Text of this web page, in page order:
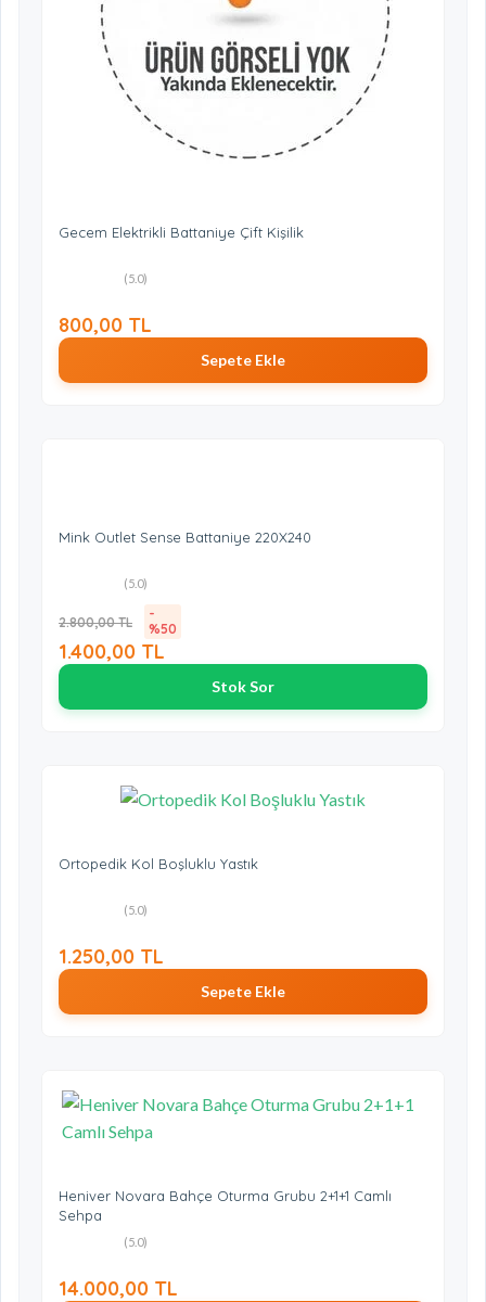
Gecem Elektrikli Battaniye Çift Kişilik
(5.0)
800,00 TL
Sepete Ekle
Mink Outlet Sense Battaniye 220X240
(5.0)
2.800,00 TL
-
%50
1.400,00 TL
Stok Sor
Ortopedik Kol Boşluklu Yastık
(5.0)
1.250,00 TL
Sepete Ekle
Heniver Novara Bahçe Oturma Grubu 2+1+1 Camlı
Sehpa
(5.0)
14.000,00 TL